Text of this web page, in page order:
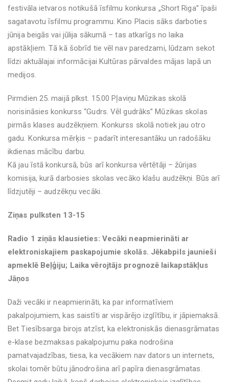
festivāla ietvaros notikušā īsfilmu konkursa „Short Riga” īpaši
sagatavotu īsfilmu programmu. Kino Placis sāks darboties
jūnija beigās vai jūlija sākumā – tas atkarīgs no laika
apstākļiem. Tā kā šobrīd tie vēl nav paredzami, lūdzam sekot
līdzi aktuālajai informācijai Kultūras pārvaldes mājas lapā un
medijos.
Pirmdien 25. maijā plkst. 15.00 Pļaviņu Mūzikas skolā
norisināsies konkurss “Gudrs. Vēl gudrāks” Mūzikas skolas
pirmās klases audzēkņiem. Konkurss skolā notiek jau otro
gadu. Konkursa mērķis – padarīt interesantāku un radošāku
ikdienas mācību darbu.
Kā jau īstā konkursā, būs arī konkursa vērtētāji – žūrijas
komisija, kurā darbosies skolas vecāko klašu audzēkņi. Būs arī
līdzjutēji – audzēkņu vecāki.
Ziņas pulksten 13-15
Radio 1 ziņās klausieties: Vecāki neapmierināti ar
elektroniskajiem paskapojumie skolās. Jēkabpils jaunieši
apmeklē Beļģiju; Laika vērojtājs prognozē laikapstākļus
Jāņos
Daži vecāki ir neapmierināti, ka par informatīviem
pakalpojumiem, kas saistīti ar vispārējo izglītību, ir jāpiemaksā.
Bet Tiesībsarga birojs atzīst, ka elektroniskās dienasgrāmatas
e-klase bezmaksas pakalpojumu paka nodrošina
pamatvajadzības, tiesa, ka vecākiem nav dators un internets,
skolai tomēr būtu jānodrošina arī papīra dienasgrāmatas.